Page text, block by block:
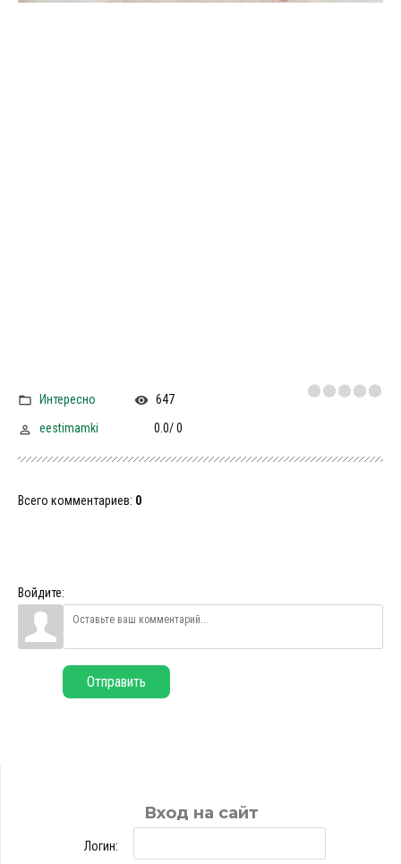
Интересно 647
eestimamki 0.0/0
Всего комментариев: 0
Войдите:
Отправить
Вход на сайт
Логин: